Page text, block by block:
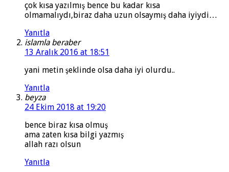
çok kısa yazılmış bence bu kadar kısa
olmamalıydı,biraz daha uzun olsaymış daha iyiydi…
Yanıtla
islamla beraber
13 Aralık 2016 at 18:51
yani metin şeklinde olsa daha iyi olurdu..
Yanıtla
beyza
24 Ekim 2018 at 19:20
bence biraz kısa olmuş
ama zaten kısa bilgi yazmış
allah razı olsun
Yanıtla